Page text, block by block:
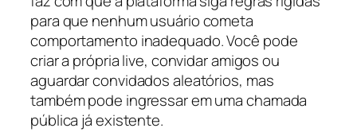
para que nenhum usuário cometa
comportamento inadequado. Você pode
criar a própria live, convidar amigos ou
aguardar convidados aleatórios, mas
também pode ingressar em uma chamada
pública já existente.